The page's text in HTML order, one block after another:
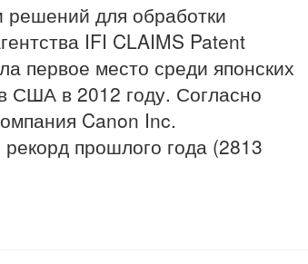
для обработки
IFI CLAIMS Patent
первое место среди японских
США в 2012 году. Согласно
Canon Inc.
прошлого года (2813